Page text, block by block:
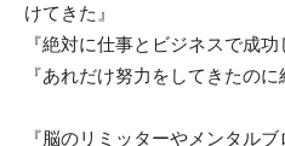
けてきた』
『絶対に仕事とビジネスで成功
『あれだけ努力をしてきたの
『脳のリミッターやメンタル